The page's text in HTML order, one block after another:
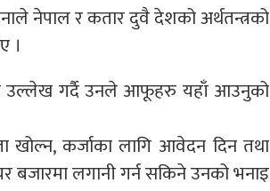
नेपाल र कतार दुवै देशको अर्थतन्त्रको
।
उल्लेख गर्दै उनले आफूहरु यहाँ आउनुको
खोल्न, कर्जाका लागि आवेदन दिन तथा
लगानी गर्न सकिने उनको भनाइ